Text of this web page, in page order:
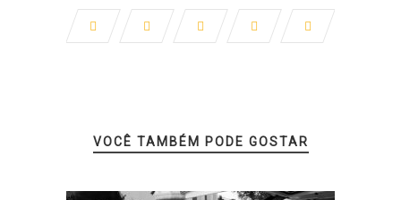
VOCÊ TAMBÉM PODE GOSTAR